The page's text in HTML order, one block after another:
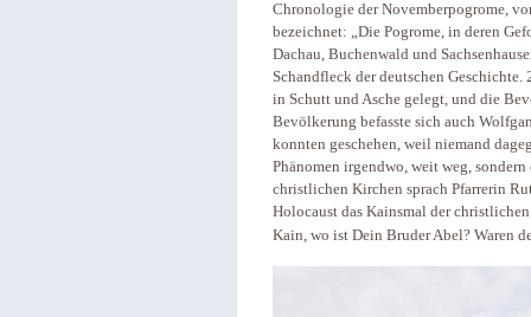
Chronologie der Novemberpogrome,
bezeichnet: „Die Pogrome, in deren
Dachau, Buchenwald und
Schandfleck der deutschen
in Schutt und Asche gelegt, und die
Bevölkerung befasste sich auch
konnten geschehen, weil niemand
Phänomen irgendwo, weit weg,
christlichen Kirchen sprach Pfarrerin
Holocaust das Kainsmal der
Kain, wo ist Dein Bruder Abel? Waren